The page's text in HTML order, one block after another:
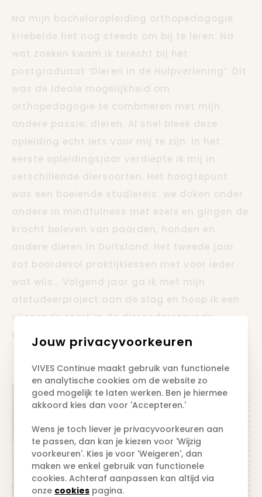
Na mijn bacheloropleiding orthopedagogie
kriebelde het nog steeds om bij te leren. Na
wat zoeken kwam ik terecht bij het
postgraduaat ‘Dieren in de Hulpverlening’. Dit
was de ideale mogelijkheid om
orthopedagogie te combineren met mijn
andere passie: dieren. Al snel bleek deze
opleiding echt iets voor mij te zijn. In het
eerste opleidingsjaar verdiepte ik mij in
verschillende diersoorten. Het hoogtepunt
was een boeiende studiereis: we doken onder
andere in mindfulness met ezels en gingen de
kracht beleven van paarden, honden en
andere dieren in Duitsland. Het tweede jaar
zat boordevol praktijklessen met voor ieder
wat wils… Volgend jaar ga ik met mijn
afstudeerproject aan de slag en hoop ik een
vliegende start in de dierondersteunde
orthopedagogie te maken.
Jouw privacyvoorkeuren
VIVES Continue maakt gebruik van functionele
en analytische cookies om de website zo
goed mogelijk te laten werken. Ben je hiermee
akkoord kies dan voor 'Accepteren.'
Wens je toch liever je privacyvoorkeuren aan
te passen, dan kan je kiezen voor 'Wijzig
voorkeuren'. Kies je voor 'Weigeren', dan
maken we enkel gebruik van functionele
cookies. Achteraf aanpassen kan altijd via
onze cookies pagina.